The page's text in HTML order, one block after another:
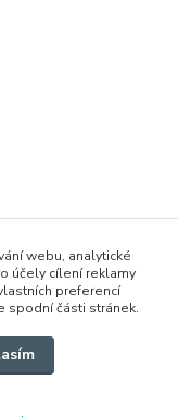
webu, analytické
účely cílení reklamy
preferencí
spodní části stránek.